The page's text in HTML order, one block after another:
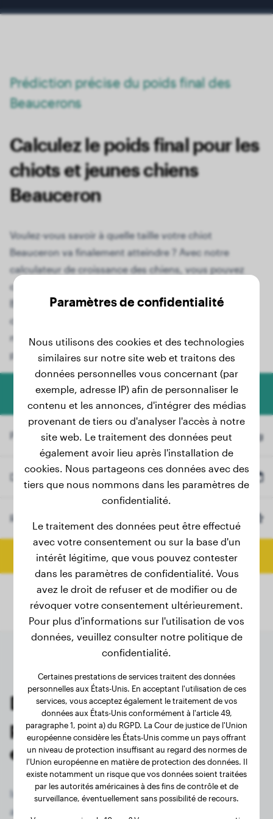
Prédiction précise du poids final des
Beaucerons
Calculez le poids final pour les
chiots et jeunes chiens
Beauceron
Voulez-vous savoir à quelle taille votre chiot
Beauceron va finalement atteindre ? Avec notre
calculateur de croissance des chiens, vous pouvez
calculer avec précision le poids final de la race
Beauceron. Que vous ayez actuellement un adorable
chiot Beauceron ou que votre jeune chien grandisse,
notre outil convivial vous fournit des informations
précieuses.
Calculateur de poids pour chiens
Poids actuel kg
Date de naissance
Race
Calculer le poids final
Dernières pesées des
propriétaires de Beauceron
enregistrés
Inscrivez-vous maintenant gratuitement et
accédez à tous les 190 chiens enregistrés de la
Paramètres de confidentialité
Nous utilisons des cookies et des technologies
similaires sur notre site web et traitons des
données personnelles vous concernant (par
exemple, adresse IP) afin de personnaliser le
contenu et les annonces, d'intégrer des médias
provenant de tiers ou d'analyser l'accès à notre
site web. Le traitement des données peut
également avoir lieu après l'installation de
cookies. Nous partageons ces données avec des
tiers que nous nommons dans les paramètres de
confidentialité.
Le traitement des données peut être effectué
avec votre consentement ou sur la base d'un
intérêt légitime, que vous pouvez contester
dans les paramètres de confidentialité. Vous
avez le droit de refuser et de modifier ou de
révoquer votre consentement ultérieurement.
Pour plus d'informations sur l'utilisation de vos
données, veuillez consulter notre politique de
confidentialité.
Certaines prestations de services traitent des données
personnelles aux États-Unis. En acceptant l'utilisation de ces
services, vous acceptez également le traitement de vos
données aux États-Unis conformément à l'article 49,
paragraphe 1, point a) du RGPD. La Cour de justice de l'Union
européenne considère les États-Unis comme un pays offrant
un niveau de protection insuffisant au regard des normes de
l'Union européenne en matière de protection des données. Il
existe notamment un risque que vos données soient traitées
par les autorités américaines à des fins de contrôle et de
surveillance, éventuellement sans possibilité de recours.